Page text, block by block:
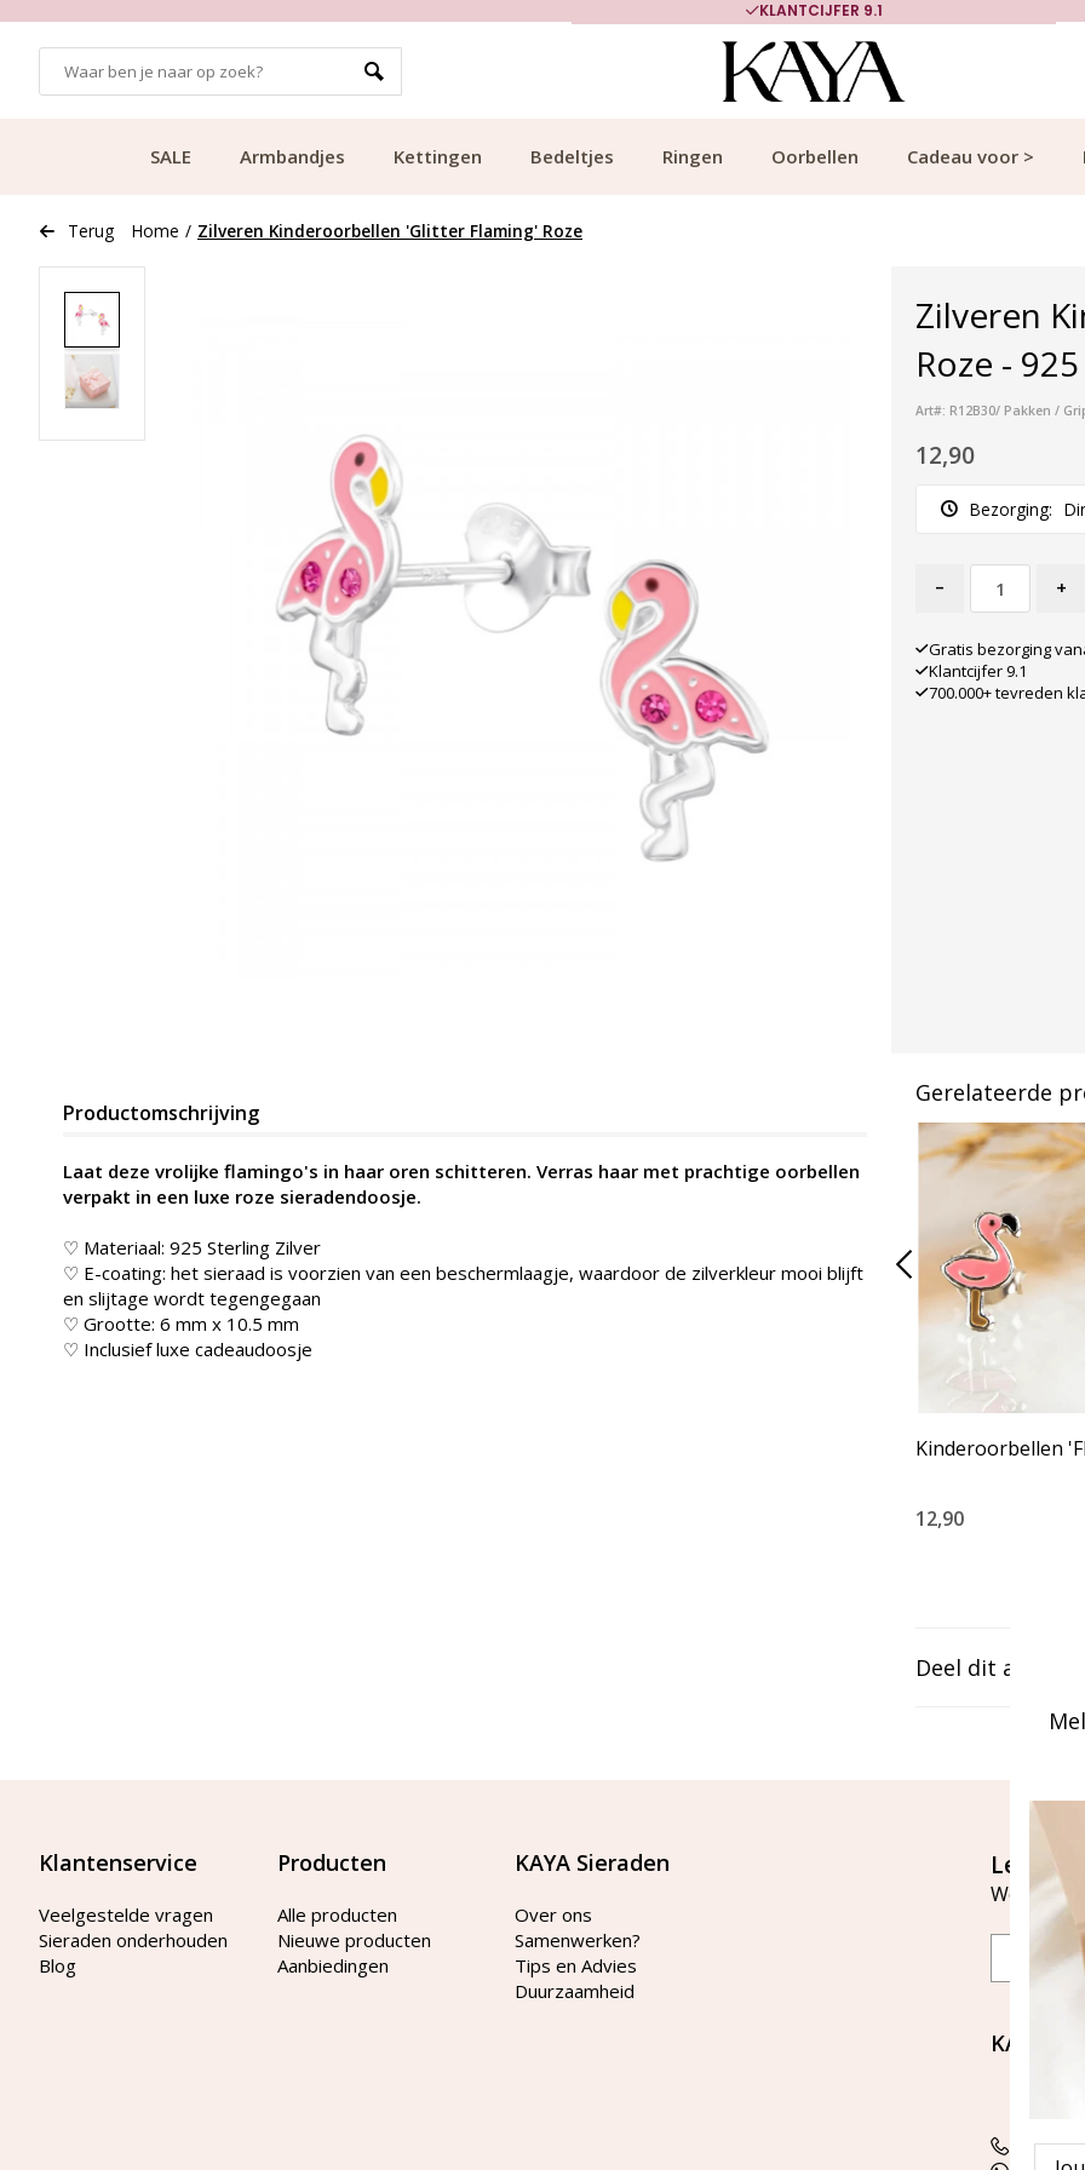
KLANTCIJFER 9.1
SALE Armbandjes Kettingen Bedeltjes Ringen Oorbellen Cadeau voor >
Terug Home / Zilveren Kinderoorbellen 'Glitter Flaming' Roze
Zilveren
Roze -
Art#: R12B30/ Pakken /
12,90
Bezorging:
- +
Gratis bezorging
Klantcijfer 9.1
700.000+ tevreden
Productomschrijving
Laat deze vrolijke flamingo's in haar oren schitteren. Verras haar met prachtige oorbellen
verpakt in een luxe roze sieradendoosje.
♡ Materiaal: 925 Sterling Zilver
♡ E-coating: het sieraad is voorzien van een beschermlaagje, waardoor de zilverkleur mooi blijft
en slijtage wordt tegengegaan
♡ Grootte: 6 mm x 10.5 mm
♡ Inclusief luxe cadeaudoosje
Gerelateerde
Kinderoorbellen
12,90
Deel dit artikel
Klantenservice
Veelgestelde vragen
Sieraden onderhouden
Blog
Producten
Alle producten
Nieuwe producten
Aanbiedingen
KAYA Sieraden
Over ons
Samenwerken?
Tips en Advies
Duurzaamheid
Let's
Word lid
KAYA
Tel:
Email